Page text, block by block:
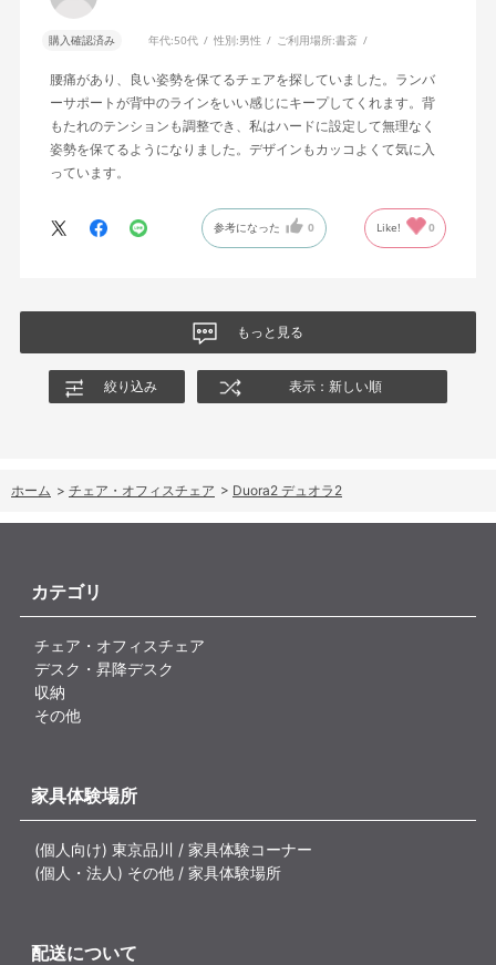
購入確認済み 年代:50代 性別:男性 ご利用場所:書斎
腰痛があり、良い姿勢を保てるチェアを探していました。ランバ
ーサポートが背中のラインをいい感じにキープしてくれます。背
もたれのテンションも調整でき、私はハードに設定して無理なく
姿勢を保てるようになりました。デザインもカッコよくて気に入
っています。
参考になった 0 Like! 0
もっと見る
絞り込み 表示：新しい順
ホーム > チェア・オフィスチェア > Duora2 デュオラ2
カテゴリ
チェア・オフィスチェア
デスク・昇降デスク
収納
その他
家具体験場所
(個人向け) 東京品川 / 家具体験コーナー
(個人・法人) その他 / 家具体験場所
配送について